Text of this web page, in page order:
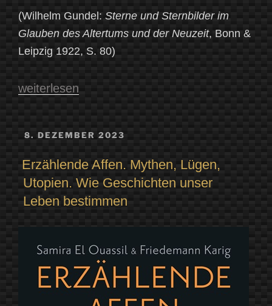
(Wilhelm Gundel: Sterne und Sternbilder im
Glauben des Altertums und der Neuzeit, Bonn &
Leipzig 1922, S. 80)
„Sterne
Märchen“
weiterlesen
VERÖFFENTLICHT
8. DEZEMBER 2023
Erzählende Affen. Mythen, Lügen,
Utopien. Wie Geschichten unser
Leben bestimmen